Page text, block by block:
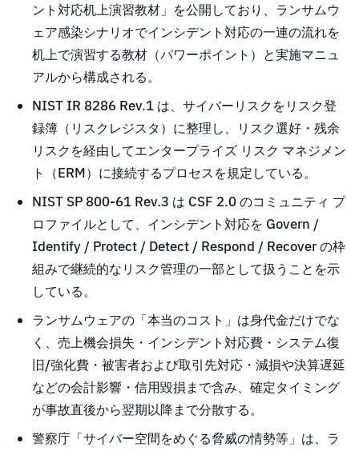
ント対応机上演習教材」を公開しており、ランサムウ
ェア感染シナリオでインシデント対応の一連の流れを
机上で演習する教材（パワーポイント）と実施マニュ
アルから構成される。
NIST IR 8286 Rev.1 は、サイバーリスクをリスク登
録簿（リスクレジスタ）に整理し、リスク選好・残余
リスクを経由してエンタープライズ リスク マネジメン
ト（ERM）に接続するプロセスを規定している。
NIST SP 800-61 Rev.3 は CSF 2.0 のコミュニティ プ
ロファイルとして、インシデント対応を Govern /
Identify / Protect / Detect / Respond / Recover の枠
組みで継続的なリスク管理の一部として扱うことを示
している。
ランサムウェアの「本当のコスト」は身代金だけでな
く、売上機会損失・インシデント対応費・システム復
旧/強化費・被害者および取引先対応・減損や決算遅延
などの会計影響・信用毀損まで含み、確定タイミング
が事故直後から翌期以降まで分散する。
警察庁「サイバー空間をめぐる脅威の情勢等」は、ラ